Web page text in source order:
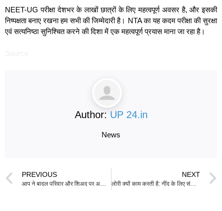
NEET-UG परीक्षा देशभर के लाखों छात्रों के लिए महत्वपूर्ण अवसर है, और इसकी
निष्पक्षता बनाए रखना हम सभी की जिम्मेदारी है। NTA का यह कदम परीक्षा की सुरक्षा
एवं सत्यनिष्ठा सुनिश्चित करने की दिशा में एक महत्वपूर्ण प्रयास माना जा रहा है।
Author: UP 24.in
News
PREVIOUS NEXT
लोरी क्यों काम करती है: नींद के लिए संगीत के पीछे का विज्ञान